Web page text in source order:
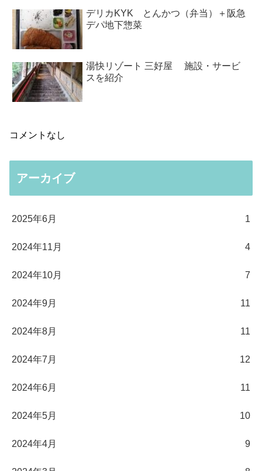
デリカKYK とんかつ（弁当）＋阪急
デパ地下惣菜
湯快リゾート 三好屋 施設・サービ
スを紹介
コメントなし
アーカイブ
2025年6月 1
2024年11月 4
2024年10月 7
2024年9月 11
2024年8月 11
2024年7月 12
2024年6月 11
2024年5月 10
2024年4月 9